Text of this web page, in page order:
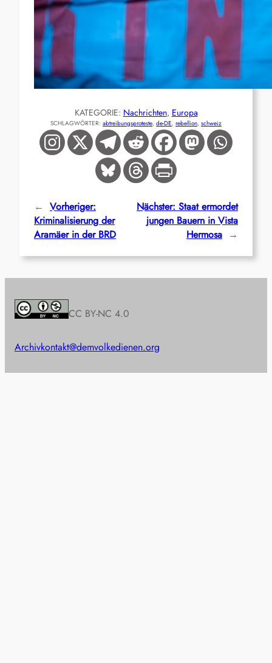
KATEGORIE: Nachrichten, Europa
SCHLAGWÖRTER: abtreibungsproteste, de-DE, rebellion, schweiz
← Vorheriger:
Kriminalisierung der
Aramäer in der BRD
Nächster: Staat ermordet
jungen Bauern in Vista
Hermosa →
CC BY-NC 4.0
Archivkontakt@demvolkedienen.org